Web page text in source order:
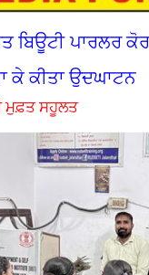
ਬਿਊਟੀ ਪਾਰਲਰ
ਕੇ ਕੀਤਾ ਉਦਘਾਟਨ
ਮੁਫ਼ਤ ਸਹੂਲਤ